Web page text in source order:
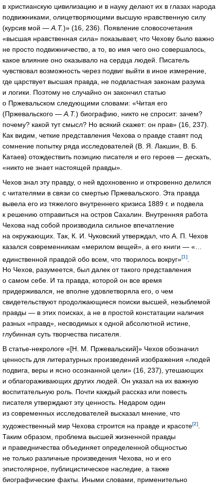
в христианскую цивилизацию и в науку делают их в глазах народа
подвижниками, олицетворяющими высшую нравственную силу
(курсив мой — А.Т.)» (16, 236). Появление словосочетания
«высшая нравственная сила» показывает, что Чехову было важно
не просто подвижничество, а то, во имя чего оно совершалось,
какое влияние оно оказывало на сердца людей. Писатель
чувствовал возможность через подвиг выйти в иное измерение,
где царствует высшая правда, не подвластная законам разума
и логики. Поэтому не случайно он закончил статью
о Пржевальском следующими словами: «Читая его
(Пржевальского — А.Т.) биографию, никто не спросит: зачем?
почему? какой тут смысл? Но всякий скажет: он прав» (16, 237).
Как видим, четкие представления Чехова о правде ставят под
сомнение попытку ряда исследователей (В. Я. Лакшин, В. Б.
Катаев) отождествить позицию писателя и его героев — дескать,
«никто не знает настоящей правды».
Чехов знал эту правду, о ней вдохновенно и откровенно делился
с читателями в связи со смертью Пржевальского. Эта правда
вывела его из тяжелого внутреннего кризиса 1889 г. и подвела
к решению отправиться на остров Сахалин. Внутренняя работа
Чехова над собой производила сильное впечатление
на окружающих. Так, К. И. Чуковский утверждал, что А. П. Чехов
казался современникам «мерилом вещей», а его книги — «…
единственной правдой обо всем, что творилось вокруг»[1]
Но Чехов, разумеется, был далек от такого представления
о самом себе. И та правда, которой он все время
придерживался, не вполне удовлетворяла его, о чем
свидетельствуют продолжающиеся поиски высшей, незыблемой
правды — в этих поисках, а не в простой констатации наличия
разных «правд», несводимых к одной абсолютной истине,
глубинная суть творчества писателя.
В статье-некрологе «[Н. М. Пржевальский]» Чехов обозначил
ценность для литературных произведений изображения «людей
подвига, веры и ясно осознанной цели» (16, 237), утешающих
и облагораживающих других людей. Он указал на их важную
воспитательную роль. Почти каждый рассказ или повесть
писателя утверждают эту ценность. Недаром один
из современных исследователей высказал мнение, что
художественный мир Чехова строится на правде и красоте[2]
Таким образом, проблема высшей жизненной правды
и праведничества объединяет определенной общностью
не только различные произведения Чехова, но и его
эпистолярное, публицистическое наследие, а также
биографические факты. Иными словами, применительно